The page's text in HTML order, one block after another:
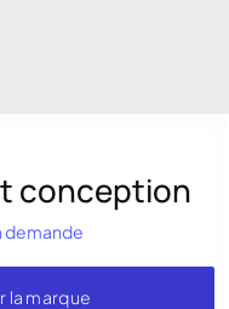
conception
demande
la marque